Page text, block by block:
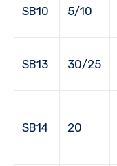
SB10 5/10
SB13 30/25
SB14 20